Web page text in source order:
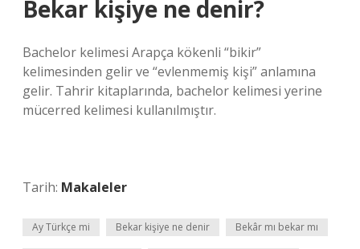
Bekar kişiye ne denir?
Bachelor kelimesi Arapça kökenli “bikir”
kelimesinden gelir ve “evlenmemiş kişi” anlamına
gelir. Tahrir kitaplarında, bachelor kelimesi yerine
mücerred kelimesi kullanılmıştır.
Tarih: Makaleler
Ay Türkçe mi Bekar kişiye ne denir Bekâr mı bekar mı